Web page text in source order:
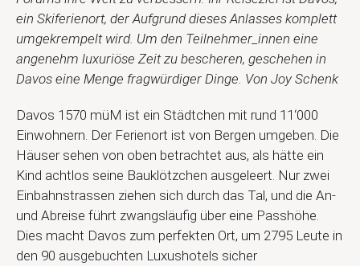
ein Skiferienort, der Aufgrund dieses Anlasses komplett
umgekrempelt wird. Um den Teilnehmer_innen eine
angenehm luxuriöse Zeit zu bescheren, geschehen in
Davos eine Menge fragwürdiger Dinge. Von Joy Schenk
Davos 1570 müM ist ein Städtchen mit rund 11‘000
Einwohnern. Der Ferienort ist von Bergen umgeben. Die
Häuser sehen von oben betrachtet aus, als hätte ein
Kind achtlos seine Bauklötzchen ausgeleert. Nur zwei
Einbahnstrassen ziehen sich durch das Tal, und die An-
und Abreise führt zwangsläufig über eine Passhöhe.
Dies macht Davos zum perfekten Ort, um 2795 Leute in
den 90 ausgebuchten Luxushotels sicher